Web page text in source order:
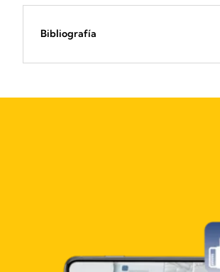
Bibliografía